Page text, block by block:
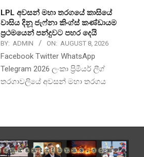
LPL අවසන් මහා තරගයේ කාසියේ
වාසිය දිනූ ජැෆ්නා කිංග්ස් කණ්ඩායම
ප්‍රථමයෙන් පන්දුවට පහර දෙයි
BY: ADMIN ON: AUGUST 8, 2026
Facebook Twitter WhatsApp
Telegram 2026 ලංකා ප්‍රිමීයර් ලීග්
තරගාවලියේ අවසන් මහා තරගය